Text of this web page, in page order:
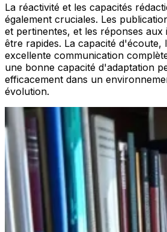
La réactivité et les capacités
également cruciales. Les
et pertinentes, et les réponses aux
être rapides. La capacité d'écoute,
excellente communication
une bonne capacité d'adaptation
efficacement dans un
évolution.